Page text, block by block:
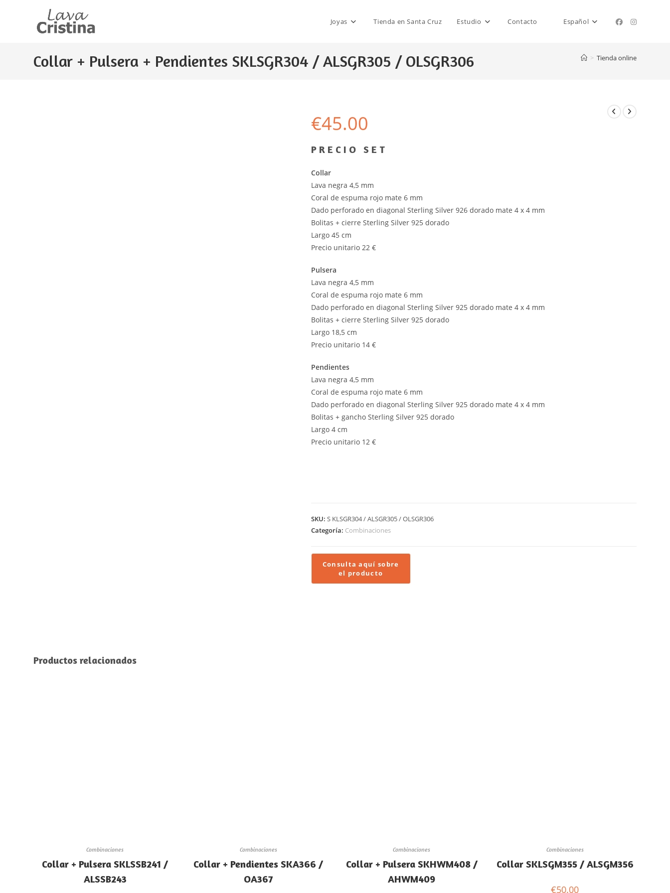
Joyas Tienda en Santa Cruz Estudio Contacto Español
Collar + Pulsera + Pendientes SKLSGR304 / ALSGR305 / OLSGR306 > Tienda online
€45.00
P R E C I O S E T
Collar
Lava negra 4,5 mm
Coral de espuma rojo mate 6 mm
Dado perforado en diagonal Sterling Silver 926 dorado mate 4 x 4 mm
Bolitas + cierre Sterling Silver 925 dorado
Largo 45 cm
Precio unitario 22 €
Pulsera
Lava negra 4,5 mm
Coral de espuma rojo mate 6 mm
Dado perforado en diagonal Sterling Silver 925 dorado mate 4 x 4 mm
Bolitas + cierre Sterling Silver 925 dorado
Largo 18,5 cm
Precio unitario 14 €
Pendientes
Lava negra 4,5 mm
Coral de espuma rojo mate 6 mm
Dado perforado en diagonal Sterling Silver 925 dorado mate 4 x 4 mm
Bolitas + gancho Sterling Silver 925 dorado
Largo 4 cm
Precio unitario 12 €
SKU: S KLSGR304 / ALSGR305 / OLSGR306
Categoría: Combinaciones
Productos relacionados
Combinaciones
Collar + Pulsera SKLSSB241 /
ALSSB243
Combinaciones
Collar + Pendientes SKA366 /
OA367
Combinaciones
Collar + Pulsera SKHWM408 /
AHWM409
Combinaciones
Collar SKLSGM355 / ALSGM356
€50.00